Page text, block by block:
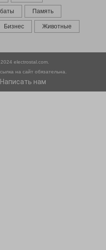
Память
Бизнес Животные
electrostal.com.
на сайт обязательна.
Написать нам